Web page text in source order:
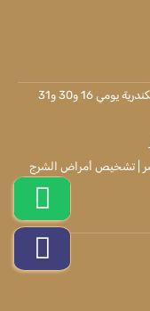
د. محمد مجدي النجار وفريق هيموكيور في الإسكندرية يومي 16 و30 و31